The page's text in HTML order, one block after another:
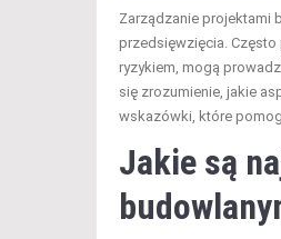
Zarządzanie projektami
przedsięwzięcia. Często
ryzykiem, mogą
się zrozumienie, jakie
wskazówki, które
Jakie są